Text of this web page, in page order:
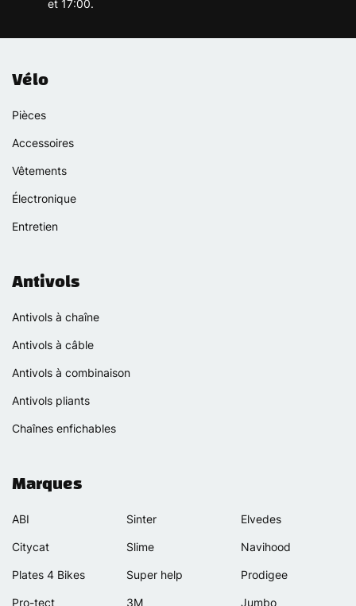
et 17:00.
Vélo
Pièces
Accessoires
Vêtements
Électronique
Entretien
Antivols
Antivols à chaîne
Antivols à câble
Antivols à combinaison
Antivols pliants
Chaînes enfichables
Marques
ABI
Citycat
Plates 4 Bikes
Pro-tect
Sinter
Slime
Super help
3M
Elvedes
Navihood
Prodigee
Jumbo